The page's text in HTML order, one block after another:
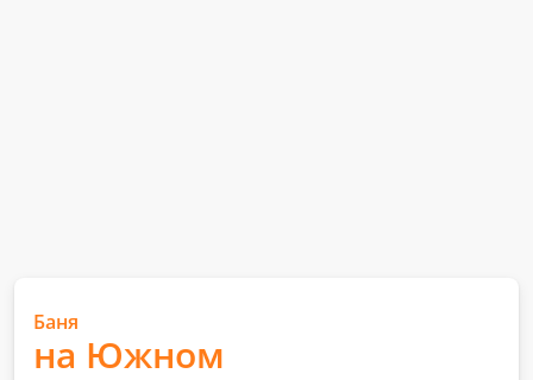
Баня
на Южном